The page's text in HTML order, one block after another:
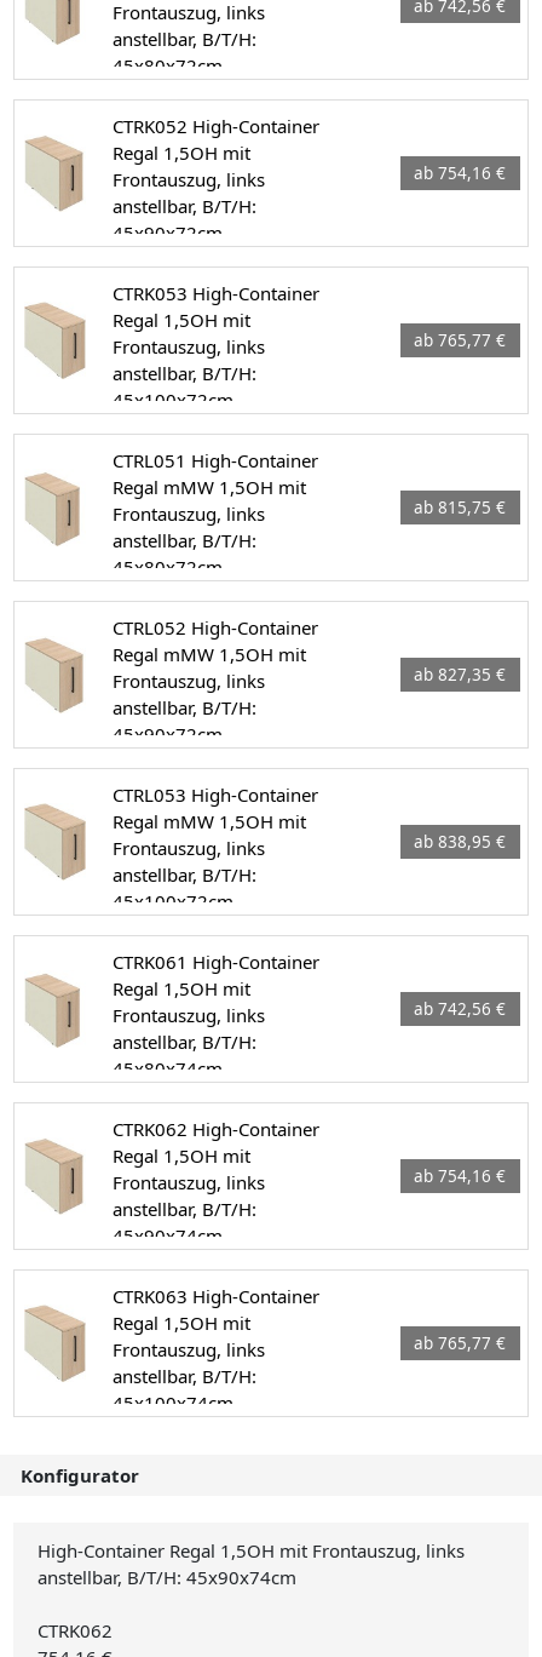
Frontauszug, links
anstellbar, B/T/H:
45x80x72cm
ab 742,56 €
CTRK052 High-Container
Regal 1,5OH mit
Frontauszug, links
anstellbar, B/T/H:
45x90x72cm
ab 754,16 €
CTRK053 High-Container
Regal 1,5OH mit
Frontauszug, links
anstellbar, B/T/H:
45x100x72cm
ab 765,77 €
CTRL051 High-Container
Regal mMW 1,5OH mit
Frontauszug, links
anstellbar, B/T/H:
45x80x72cm
ab 815,75 €
CTRL052 High-Container
Regal mMW 1,5OH mit
Frontauszug, links
anstellbar, B/T/H:
45x90x72cm
ab 827,35 €
CTRL053 High-Container
Regal mMW 1,5OH mit
Frontauszug, links
anstellbar, B/T/H:
45x100x72cm
ab 838,95 €
CTRK061 High-Container
Regal 1,5OH mit
Frontauszug, links
anstellbar, B/T/H:
45x80x74cm
ab 742,56 €
CTRK062 High-Container
Regal 1,5OH mit
Frontauszug, links
anstellbar, B/T/H:
45x90x74cm
ab 754,16 €
CTRK063 High-Container
Regal 1,5OH mit
Frontauszug, links
anstellbar, B/T/H:
45x100x74cm
ab 765,77 €
Konfigurator
High-Container Regal 1,5OH mit Frontauszug, links
anstellbar, B/T/H: 45x90x74cm
CTRK062